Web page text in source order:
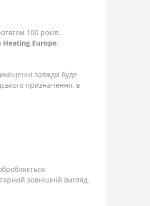
100 років.
Heating Europe,
завжди буде
призначення, в
зовнішній вигляд.